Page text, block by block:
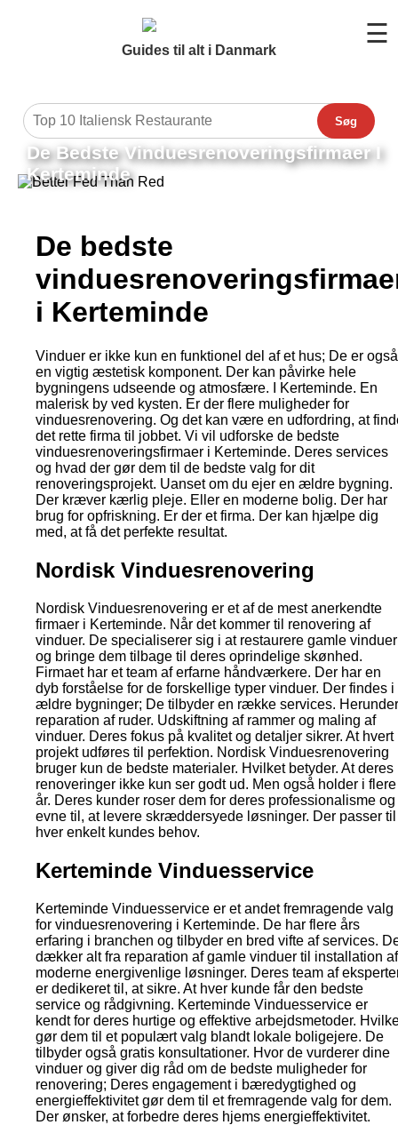
Guides til alt i Danmark
☰
Søg
De Bedste Vinduesrenoveringsfirmaer I
Kerteminde
De bedste
i Kerteminde
Vinduer er ikke kun en funktionel del af et hus; De er også
en vigtig æstetisk komponent. Der kan påvirke hele
bygningens udseende og atmosfære. I Kerteminde. En
malerisk by ved kysten. Er der flere muligheder for
vinduesrenovering. Og det kan være en udfordring, at
det rette firma til jobbet. Vi vil udforske de bedste
vinduesrenoveringsfirmaer i Kerteminde. Deres services
og hvad der gør dem til de bedste valg for dit
renoveringsprojekt. Uanset om du ejer en ældre bygning.
Der kræver kærlig pleje. Eller en moderne bolig. Der har
brug for opfriskning. Er der et firma. Der kan hjælpe dig
med, at få det perfekte resultat.
Nordisk Vinduesrenovering
Nordisk Vinduesrenovering er et af de mest anerkendte
firmaer i Kerteminde. Når det kommer til renovering af
vinduer. De specialiserer sig i at restaurere gamle vinduer
og bringe dem tilbage til deres oprindelige skønhed.
Firmaet har et team af erfarne håndværkere. Der har en
dyb forståelse for de forskellige typer vinduer. Der findes i
ældre bygninger; De tilbyder en række services. Herunder
reparation af ruder. Udskiftning af rammer og maling af
vinduer. Deres fokus på kvalitet og detaljer sikrer. At hvert
projekt udføres til perfektion. Nordisk Vinduesrenovering
bruger kun de bedste materialer. Hvilket betyder. At deres
renoveringer ikke kun ser godt ud. Men også holder i flere
år. Deres kunder roser dem for deres professionalisme og
evne til, at levere skræddersyede løsninger. Der passer til
hver enkelt kundes behov.
Kerteminde Vinduesservice
Kerteminde Vinduesservice er et andet fremragende valg
for vinduesrenovering i Kerteminde. De har flere års
erfaring i branchen og tilbyder en bred vifte af services.
dækker alt fra reparation af gamle vinduer til installation af
moderne energivenlige løsninger. Deres team af
er dedikeret til, at sikre. At hver kunde får den bedste
service og rådgivning. Kerteminde Vinduesservice er
kendt for deres hurtige og effektive arbejdsmetoder.
gør dem til et populært valg blandt lokale boligejere. De
tilbyder også gratis konsultationer. Hvor de vurderer dine
vinduer og giver dig råd om de bedste muligheder for
renovering; Deres engagement i bæredygtighed og
energieffektivitet gør dem til et fremragende valg for dem.
Der ønsker, at forbedre deres hjems energieffektivitet.